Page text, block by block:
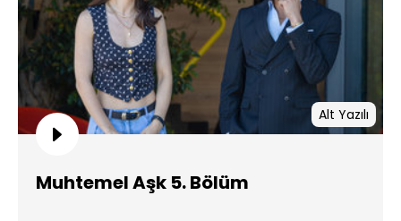
Alt Yazılı
Muhtemel Aşk 5. Bölüm